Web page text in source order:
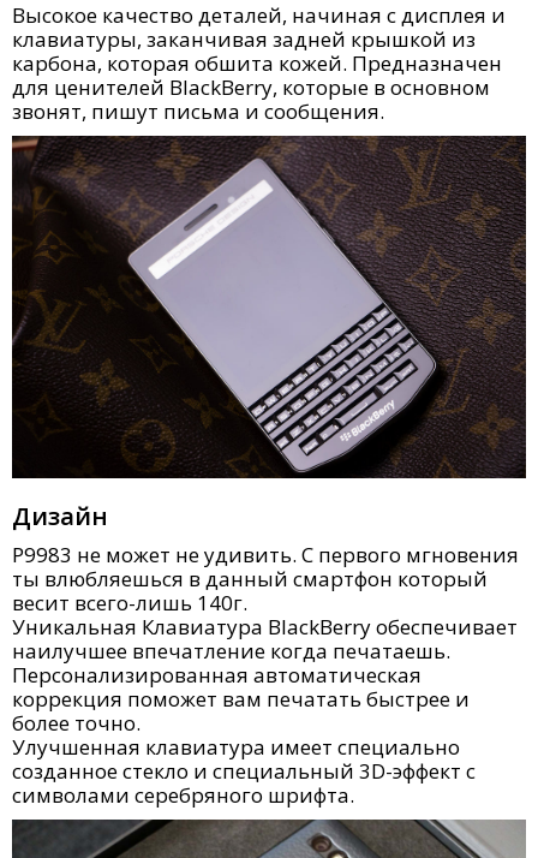
Высокое качество деталей, начиная с дисплея и
клавиатуры, заканчивая задней крышкой из
карбона, которая обшита кожей. Предназначен
для ценителей BlackBerry, которые в основном
звонят, пишут письма и сообщения.
Дизайн
P9983 не может не удивить. С первого мгновения
ты влюбляешься в данный смартфон который
весит всего-лишь 140г.
Уникальная Клавиатура BlackBerry обеспечивает
наилучшее впечатление когда печатаешь.
Персонализированная автоматическая
коррекция поможет вам печатать быстрее и
более точно.
Улучшенная клавиатура имеет специально
созданное стекло и специальный 3D-эффект с
символами серебряного шрифта.